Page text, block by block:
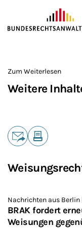
ZUM
Zum Weiterlesen
Weitere
Teilen
Nachrichten aus Berlin
BRAK fordert
Weisungen